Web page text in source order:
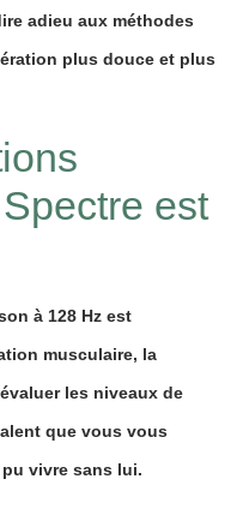
adieu aux méthodes
plus douce et plus
est
à 128 Hz est
musculaire, la
les niveaux de
que vous vous
vivre sans lui.